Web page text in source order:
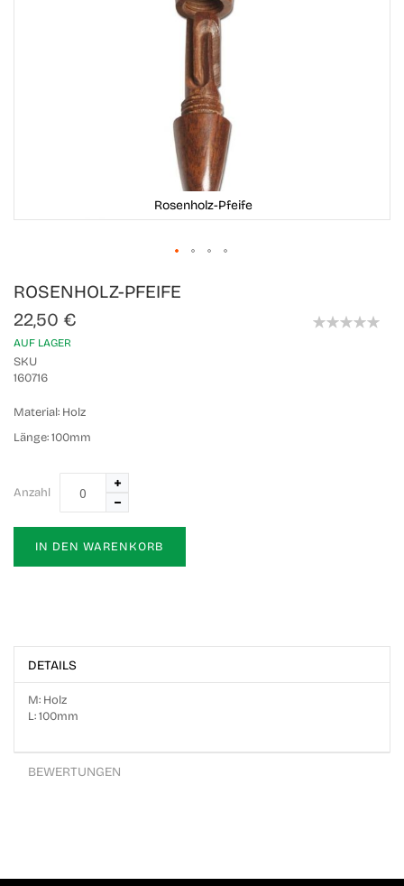
ROSENHOLZ-PFEIFE
22,50 €
AUF LAGER
SKU
160716
Material: Holz
Länge:100mm
Anzahl
IN DEN WARENKORB
Rosenholz-Pfeife
to
beginning
of
images
gallery
DETAILS
M: Holz
L: 100mm
BEWERTUNGEN